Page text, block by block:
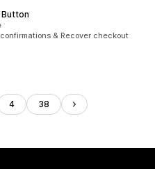
& Recover checkout
4 38